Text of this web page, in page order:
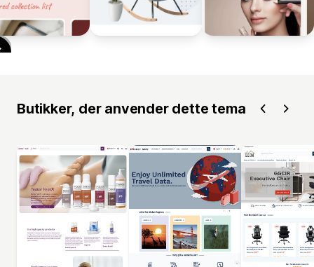
Butikker, der anvender dette tema